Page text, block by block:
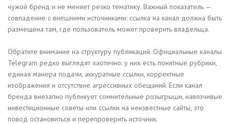
чужой бренд и не меняет резко тематику. Важный показатель —
совпадение с внешними источниками: ссылка на канал должна быть
размещена там, где пользователь может проверить владельца.
Обратите внимание на структуру публикаций. Официальные каналы
Telegram редко выглядят хаотично: у них есть понятные рубрики,
единая манера подачи, аккуратные ссылки, корректные
изображения и отсутствие агрессивных обещаний. Если канал
бренда внезапно публикует сомнительные розыгрыши, навязчивые
инвестиционные советы или ссылки на неизвестные сайты, это
повод остановиться и перепроверить источник.